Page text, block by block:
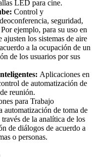
LED para cine.
Control y
seguridad,
ejemplo, para su uso en
ajusten los sistemas de aire
a la ocupación de un
de los usuarios por sus
Aplicaciones en
de automatización de
reunión.
para Trabajo
de toma de
de la analítica de los
de diálogos de acuerdo a
o personas.